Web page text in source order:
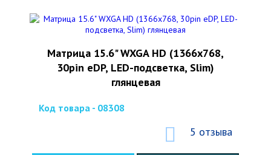
Матрица 15.6" WXGA HD (1366x768,
30pin eDP, LED-подсветка, Slim)
глянцевая
Код товара - 08308
5 отзыва